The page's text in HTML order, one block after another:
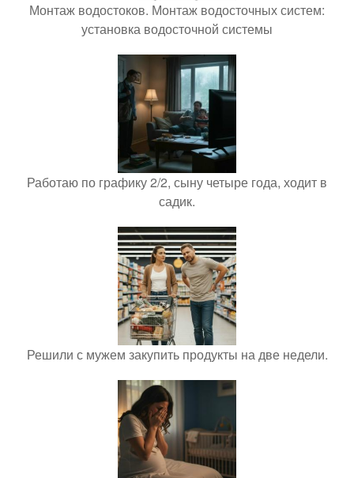
Монтаж водостоков. Монтаж водосточных систем:
установка водосточной системы
Работаю по графику 2/2, сыну четыре года, ходит в
садик.
Решили с мужем закупить продукты на две недели.